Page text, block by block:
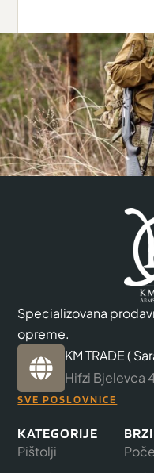
Specializovana
opreme.
KM TRADE (
Hifzi Bjelevca
SVE POSLOVNICE
KATEGORIJE
Pištolji